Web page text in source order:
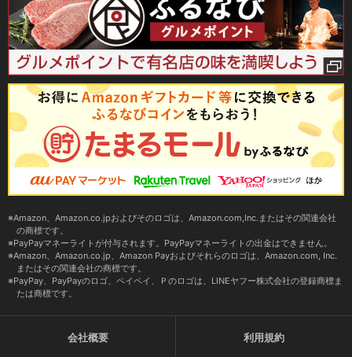
Amazon、Amazon.co.jpおよびそのロゴは、Amazon.com,Inc.またはその関連会社
の商標です。
PayPayマネーライトが付与されます。PayPayマネーライトの出金はできません。
Amazon、Amazon.co.jp、Amazon Payおよびそれらのロゴは、Amazon.com, Inc.
またはその関連会社の商標です。
PayPay、PayPayのロゴ、ペイペイ、Ｐのロゴは、LINEヤフー株式会社の登録商標ま
たは商標です。
会社概要 利用規約